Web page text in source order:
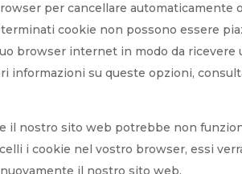
per cancellare automaticamente
cookie non possono essere
browser internet in modo da
informazioni su queste opzioni,
il nostro sito web potrebbe non
i cookie nel vostro browser, essi
il nostro sito web.